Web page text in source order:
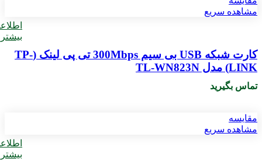
مشاهده سریع
بیشتر
کارت شبکه USB بی‌ سیم 300Mbps تی پی لینک (TP-
LINK) مدل TL-WN823N
تماس بگیرید
مقایسه
مشاهده سریع
بیشتر